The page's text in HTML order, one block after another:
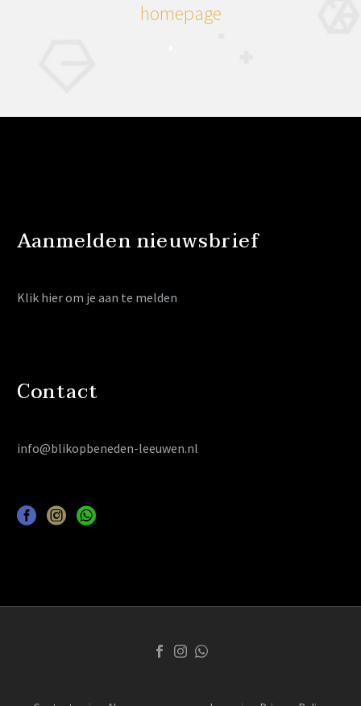
homepage
Aanmelden nieuwsbrief
Klik hierom je aan te melden
Contact
info@blikopbeneden-leeuwen.nl